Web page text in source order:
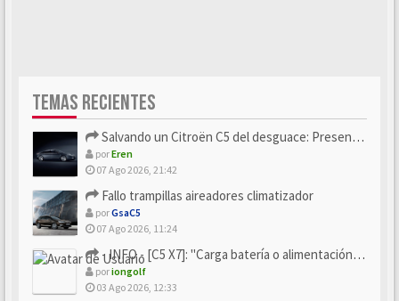
TEMAS RECIENTES
Salvando un Citroën C5 del desguace: Presentación y seguimiento
porEren
07 Ago 2026, 21:42
Fallo trampillas aireadores climatizador
porGsaC5
07 Ago 2026, 11:24
- INFO - [C5 X7]: "Carga batería o alimentación eléctri...
poriongolf
03 Ago 2026, 12:33